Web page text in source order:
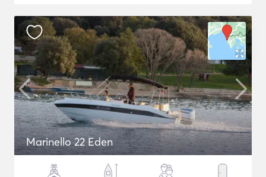
Marinello 22 Eden